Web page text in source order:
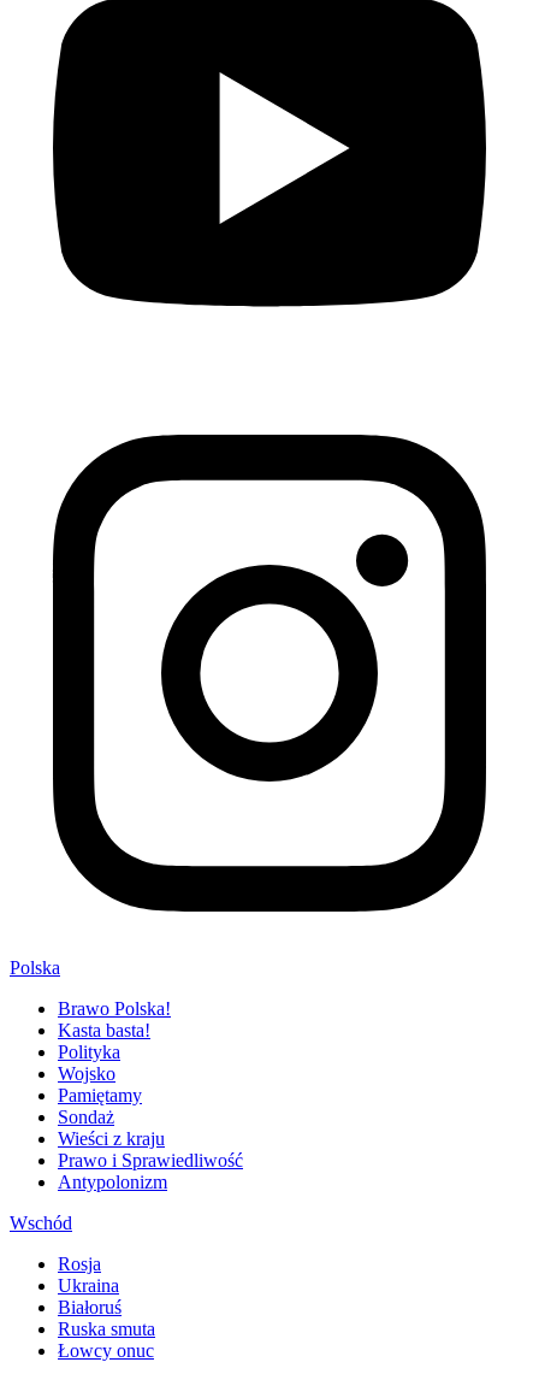
Polska
Brawo Polska!
Kasta basta!
Polityka
Wojsko
Pamiętamy
Sondaż
Wieści z kraju
Prawo i Sprawiedliwość
Antypolonizm
Wschód
Rosja
Ukraina
Białoruś
Ruska smuta
Łowcy onuc